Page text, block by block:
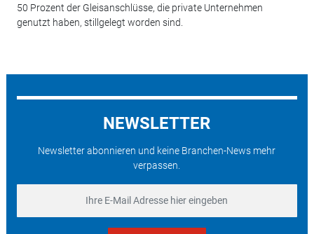
50 Prozent der Gleisanschlüsse, die private Unternehmen
genutzt haben, stillgelegt worden sind.
NEWSLETTER
Newsletter abonnieren und keine Branchen-News mehr
verpassen.